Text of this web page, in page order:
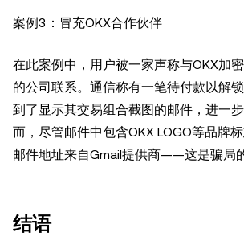
案例3：冒充OKX合作伙伴
在此案例中，用户被一家声称与OKX加
的公司联系。通信称有一笔待付款以解
到了显示其交易组合截图的邮件，进一
而，尽管邮件中包含OKX LOGO等品牌
邮件地址来自Gmail提供商——这是骗局
结语